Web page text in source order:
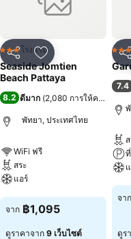
แชร์ เพิ่มในรายการโปร
3 ดาวโรงแรม
Seaside Jomtien
Beach Pattaya
8.2 ดีมาก (2,080 การให้คะแนน
พัทยา, ประเทศไทย
WiFi ฟรี
สระ
แอร์
ดูราคา
จาก ฿1,095
ดูราคาจาก 9 เว็บไซต์
แชร์
3 ดาว
7.4
ดูร
จาก
ดูร